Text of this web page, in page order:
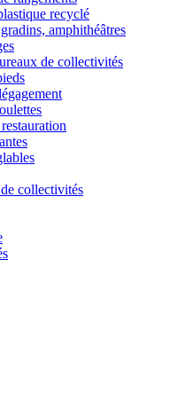
recyclé
amphithéâtres
de collectivités
collectivités